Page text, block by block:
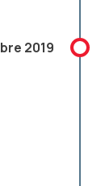
2019